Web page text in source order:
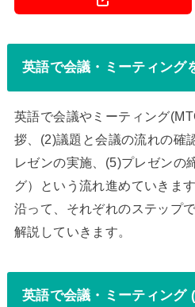
英語で会議・ミーティング
英語で会議やミーティング
拶、(2)議題と会議の流れの確
レゼンの実施、(5)プレゼンの
グ）という流れ進めていきま
沿って、それぞれのステップ
解説していきます。
英語で会議・ミーティング